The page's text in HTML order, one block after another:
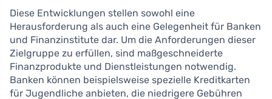
Diese Entwicklungen stellen sowohl eine
Herausforderung als auch eine Gelegenheit für Banken
und Finanzinstitute dar. Um die Anforderungen dieser
Zielgruppe zu erfüllen, sind maßgeschneiderte
Finanzprodukte und Dienstleistungen notwendig.
Banken können beispielsweise spezielle Kreditkarten
für Jugendliche anbieten, die niedrigere Gebühren